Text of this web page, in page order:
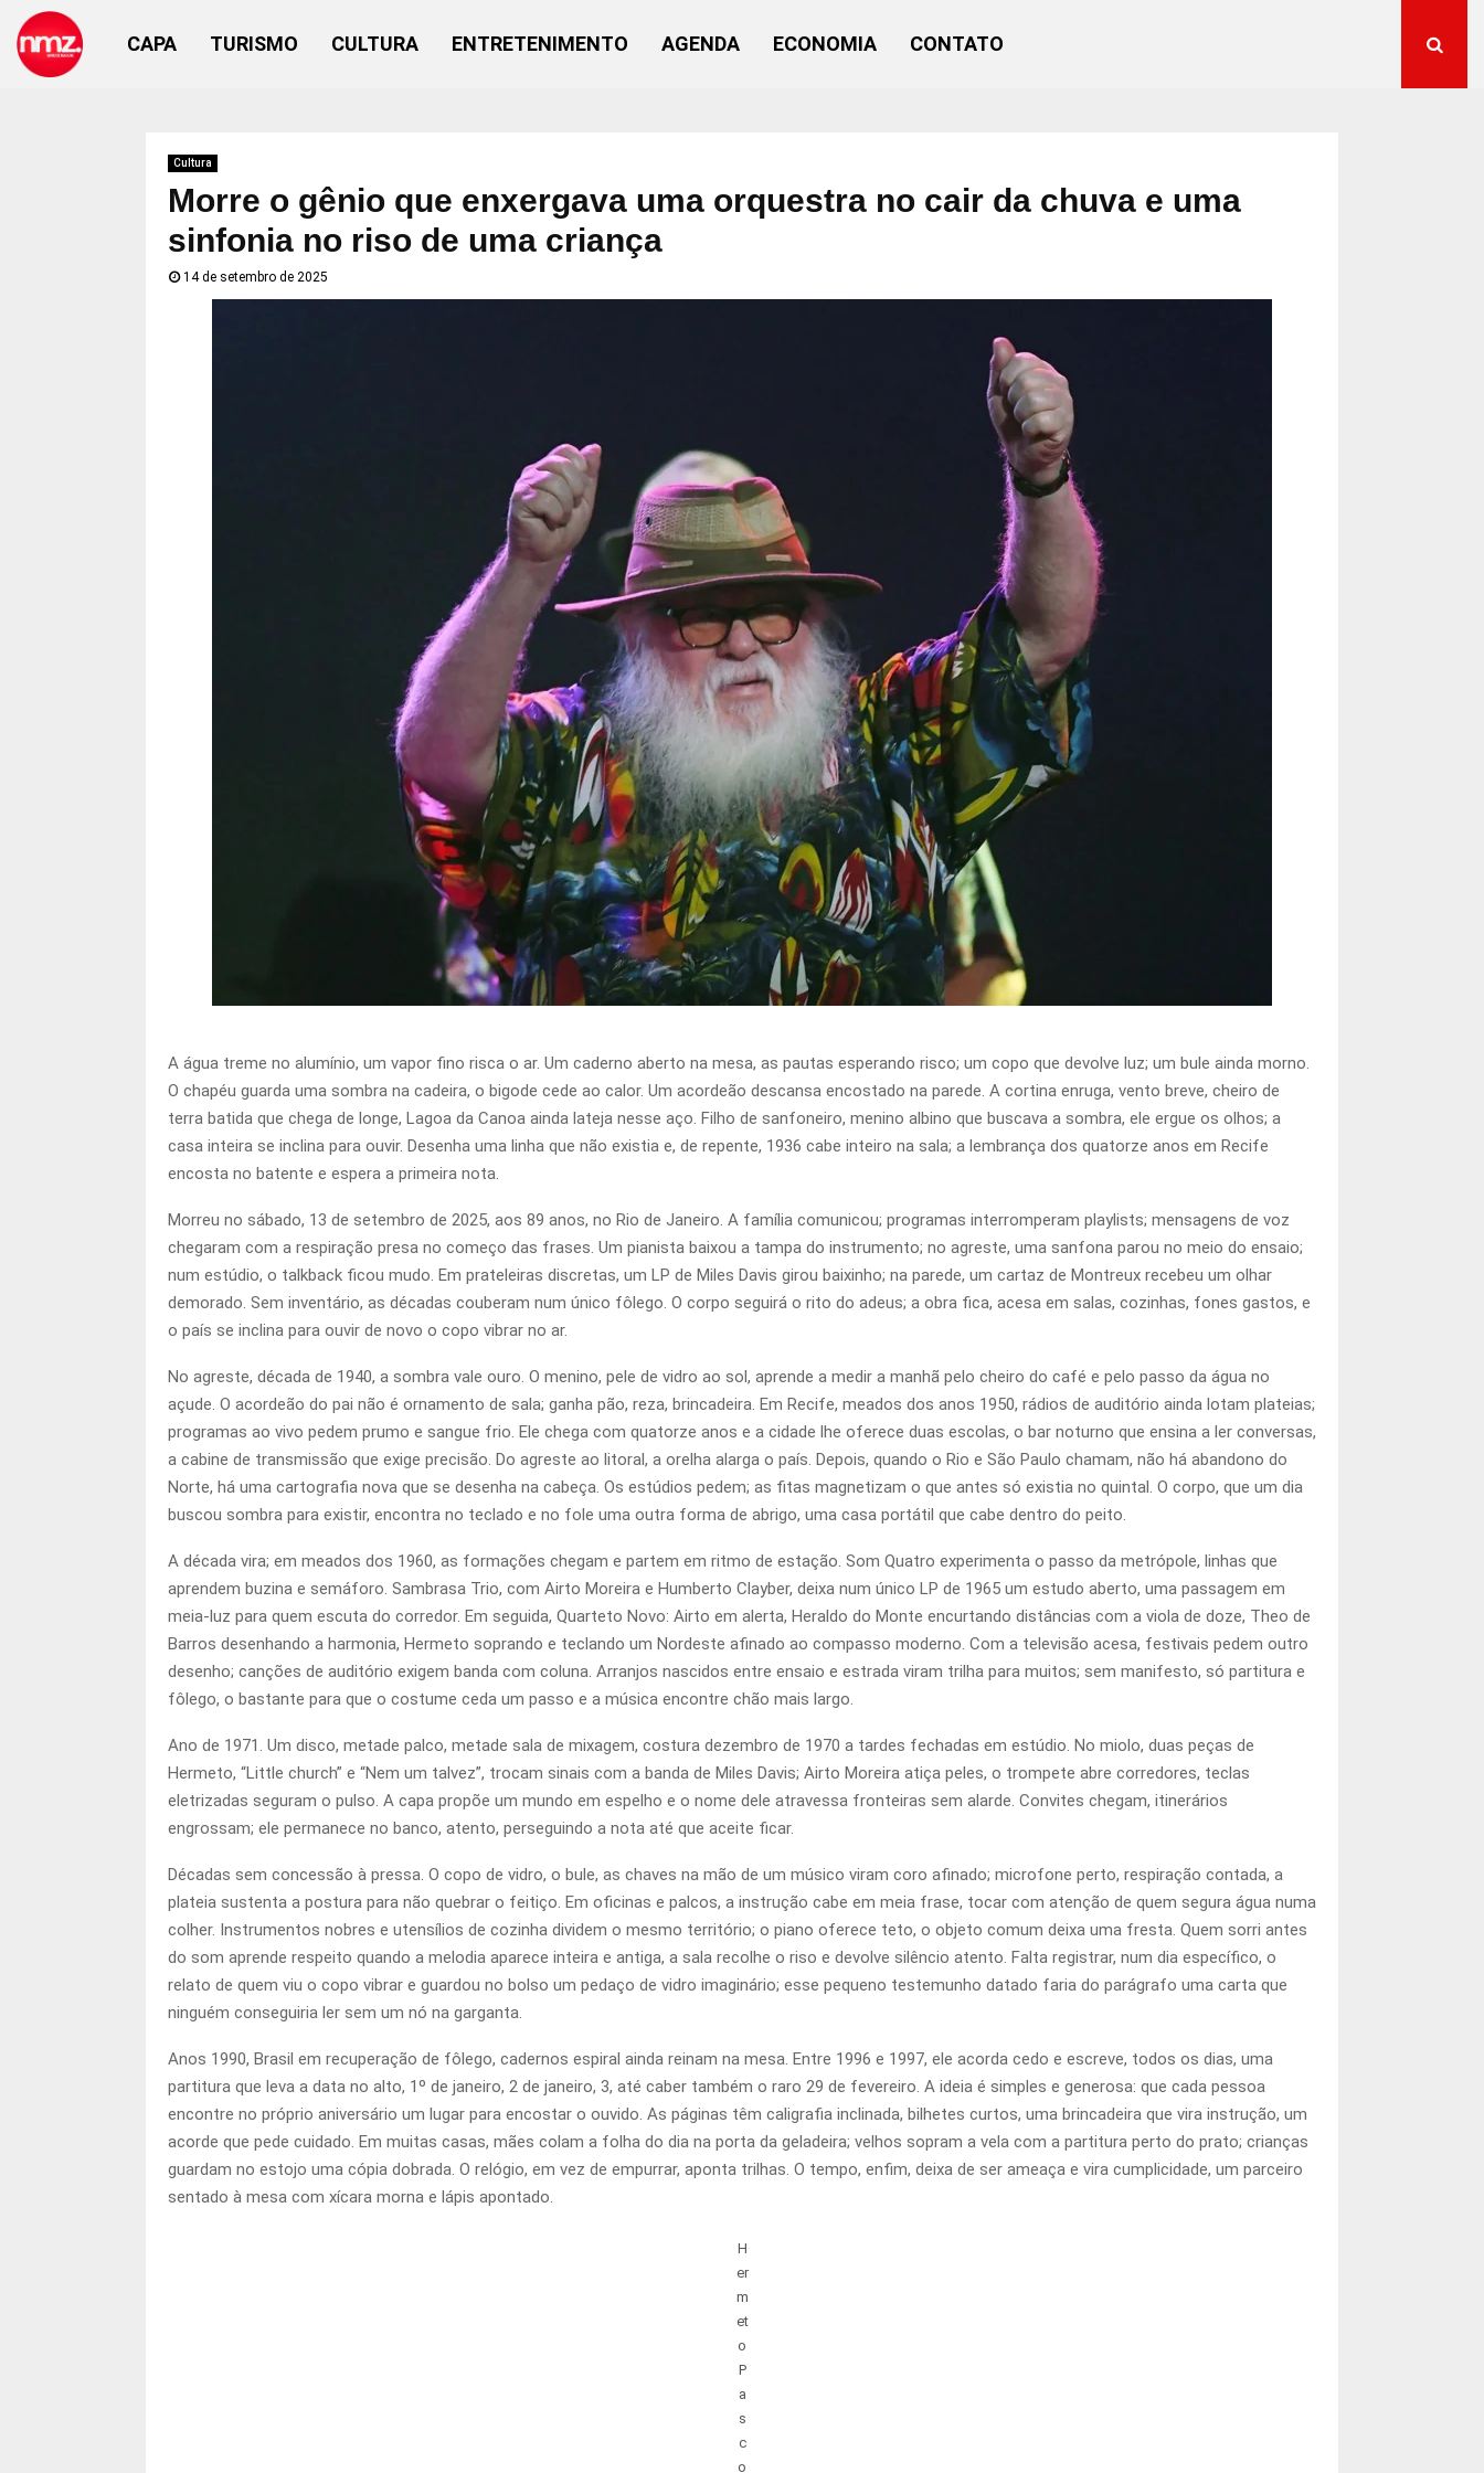
CAPA TURISMO CULTURA ENTRETENIMENTO AGENDA ECONOMIA CONTATO
Cultura
Morre o gênio que enxergava uma orquestra no cair da chuva e uma
sinfonia no riso de uma criança
14 de setembro de 2025
A água treme no alumínio, um vapor fino risca o ar. Um caderno aberto na mesa, as pautas esperando risco; um copo que devolve luz; um bule ainda morno.
O chapéu guarda uma sombra na cadeira, o bigode cede ao calor. Um acordeão descansa encostado na parede. A cortina enruga, vento breve, cheiro de
terra batida que chega de longe, Lagoa da Canoa ainda lateja nesse aço. Filho de sanfoneiro, menino albino que buscava a sombra, ele ergue os olhos; a
casa inteira se inclina para ouvir. Desenha uma linha que não existia e, de repente, 1936 cabe inteiro na sala; a lembrança dos quatorze anos em Recife
encosta no batente e espera a primeira nota.
Morreu no sábado, 13 de setembro de 2025, aos 89 anos, no Rio de Janeiro. A família comunicou; programas interromperam playlists; mensagens de voz
chegaram com a respiração presa no começo das frases. Um pianista baixou a tampa do instrumento; no agreste, uma sanfona parou no meio do ensaio;
num estúdio, o talkback ficou mudo. Em prateleiras discretas, um LP de Miles Davis girou baixinho; na parede, um cartaz de Montreux recebeu um olhar
demorado. Sem inventário, as décadas couberam num único fôlego. O corpo seguirá o rito do adeus; a obra fica, acesa em salas, cozinhas, fones gastos, e
o país se inclina para ouvir de novo o copo vibrar no ar.
No agreste, década de 1940, a sombra vale ouro. O menino, pele de vidro ao sol, aprende a medir a manhã pelo cheiro do café e pelo passo da água no
açude. O acordeão do pai não é ornamento de sala; ganha pão, reza, brincadeira. Em Recife, meados dos anos 1950, rádios de auditório ainda lotam plateias;
programas ao vivo pedem prumo e sangue frio. Ele chega com quatorze anos e a cidade lhe oferece duas escolas, o bar noturno que ensina a ler conversas,
a cabine de transmissão que exige precisão. Do agreste ao litoral, a orelha alarga o país. Depois, quando o Rio e São Paulo chamam, não há abandono do
Norte, há uma cartografia nova que se desenha na cabeça. Os estúdios pedem; as fitas magnetizam o que antes só existia no quintal. O corpo, que um dia
buscou sombra para existir, encontra no teclado e no fole uma outra forma de abrigo, uma casa portátil que cabe dentro do peito.
A década vira; em meados dos 1960, as formações chegam e partem em ritmo de estação. Som Quatro experimenta o passo da metrópole, linhas que
aprendem buzina e semáforo. Sambrasa Trio, com Airto Moreira e Humberto Clayber, deixa num único LP de 1965 um estudo aberto, uma passagem em
meia-luz para quem escuta do corredor. Em seguida, Quarteto Novo: Airto em alerta, Heraldo do Monte encurtando distâncias com a viola de doze, Theo de
Barros desenhando a harmonia, Hermeto soprando e teclando um Nordeste afinado ao compasso moderno. Com a televisão acesa, festivais pedem outro
desenho; canções de auditório exigem banda com coluna. Arranjos nascidos entre ensaio e estrada viram trilha para muitos; sem manifesto, só partitura e
fôlego, o bastante para que o costume ceda um passo e a música encontre chão mais largo.
Ano de 1971. Um disco, metade palco, metade sala de mixagem, costura dezembro de 1970 a tardes fechadas em estúdio. No miolo, duas peças de
Hermeto, “Little church” e “Nem um talvez”, trocam sinais com a banda de Miles Davis; Airto Moreira atiça peles, o trompete abre corredores, teclas
eletrizadas seguram o pulso. A capa propõe um mundo em espelho e o nome dele atravessa fronteiras sem alarde. Convites chegam, itinerários
engrossam; ele permanece no banco, atento, perseguindo a nota até que aceite ficar.
Décadas sem concessão à pressa. O copo de vidro, o bule, as chaves na mão de um músico viram coro afinado; microfone perto, respiração contada, a
plateia sustenta a postura para não quebrar o feitiço. Em oficinas e palcos, a instrução cabe em meia frase, tocar com atenção de quem segura água numa
colher. Instrumentos nobres e utensílios de cozinha dividem o mesmo território; o piano oferece teto, o objeto comum deixa uma fresta. Quem sorri antes
do som aprende respeito quando a melodia aparece inteira e antiga, a sala recolhe o riso e devolve silêncio atento. Falta registrar, num dia específico, o
relato de quem viu o copo vibrar e guardou no bolso um pedaço de vidro imaginário; esse pequeno testemunho datado faria do parágrafo uma carta que
ninguém conseguiria ler sem um nó na garganta.
Anos 1990, Brasil em recuperação de fôlego, cadernos espiral ainda reinam na mesa. Entre 1996 e 1997, ele acorda cedo e escreve, todos os dias, uma
partitura que leva a data no alto, 1º de janeiro, 2 de janeiro, 3, até caber também o raro 29 de fevereiro. A ideia é simples e generosa: que cada pessoa
encontre no próprio aniversário um lugar para encostar o ouvido. As páginas têm caligrafia inclinada, bilhetes curtos, uma brincadeira que vira instrução, um
acorde que pede cuidado. Em muitas casas, mães colam a folha do dia na porta da geladeira; velhos sopram a vela com a partitura perto do prato; crianças
guardam no estojo uma cópia dobrada. O relógio, em vez de empurrar, aponta trilhas. O tempo, enfim, deixa de ser ameaça e vira cumplicidade, um parceiro
sentado à mesa com xícara morna e lápis apontado.
H
er
m
et
o
P
a
s
c
o